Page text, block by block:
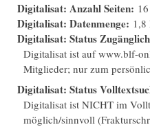
Digitalisat: Anzahl Seiten:
Digitalisat: Datenmenge: 1,8
Digitalisat: Status
Digitalisat ist auf www.blf-
Mitglieder; nur zum
Digitalisat: Status
Digitalisat ist NICHT im
möglich/sinnvoll